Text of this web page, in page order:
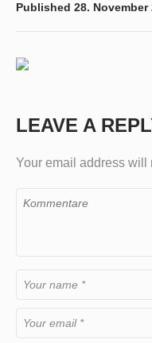
Published 28. November
LEAVE A
Your email address will